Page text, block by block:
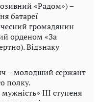
«Радом») –
батареї
громадянин
орденом «За
Відзнаку
– молодший сержант
полку.
III ступеня